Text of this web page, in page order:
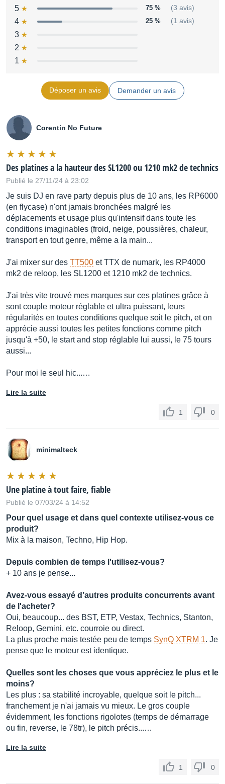
5 75 % (3 avis)
4 25 % (1 avis)
3
2
1
Déposer un avis Demander un avis
Corentin No Future
Des platines a la hauteur des SL1200 ou 1210 mk2 de technics
Publié le 27/11/24 à 23:02
Je suis DJ en rave party depuis plus de 10 ans, les RP6000
(en flycase) n'ont jamais bronchées malgré les
déplacements et usage plus qu'intensif dans toute les
conditions imaginables (froid, neige, poussières, chaleur,
transport en tout genre, même a la main...
J'ai mixer sur des TT500 et TTX de numark, les RP4000
mk2 de reloop, les SL1200 et 1210 mk2 de technics.
J'ai très vite trouvé mes marques sur ces platines grâce à
sont couple moteur réglable et ultra puissant, leurs
régularités en toutes conditions quelque soit le pitch, et on
apprécie aussi toutes les petites fonctions comme pitch
jusqu'à +50, le start and stop réglable lui aussi, le 75 tours
aussi...
Pour moi le seul hic...…
Lire la suite
1 0
minimalteck
Une platine à tout faire, fiable
Publié le 07/03/24 à 14:52
Pour quel usage et dans quel contexte utilisez-vous ce
produit?
Mix à la maison, Techno, Hip Hop.
Depuis combien de temps l'utilisez-vous?
+ 10 ans je pense...
Avez-vous essayé d’autres produits concurrents avant
de l'acheter?
Oui, beaucoup... des BST, ETP, Vestax, Technics, Stanton,
Reloop, Gemini, etc. courroie ou direct.
La plus proche mais testée peu de temps SynQ XTRM 1. Je
pense que le moteur est identique.
Quelles sont les choses que vous appréciez le plus et le
moins?
Les plus : sa stabilité incroyable, quelque soit le pitch...
franchement je n'ai jamais vu mieux. Le gros couple
évidemment, les fonctions rigolotes (temps de démarrage
ou fin, reverse, le 78tr), le pitch précis...…
Lire la suite
1 0